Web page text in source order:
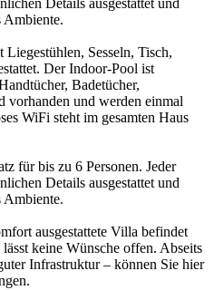
Details ausgestattet und
Ambiente.
Liegestühlen, Sesseln, Tisch,
Der Indoor-Pool ist
Badetücher,
vorhanden und werden einmal
WiFi steht im gesamten Haus
für bis zu 6 Personen. Jeder
Details ausgestattet und
Ambiente.
ausgestattete Villa befindet
keine Wünsche offen. Abseits
Infrastruktur – können Sie hier